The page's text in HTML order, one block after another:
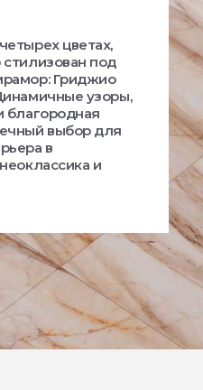
цветах,
под
Гриджио
узоры,
благородная
выбор для
в
и